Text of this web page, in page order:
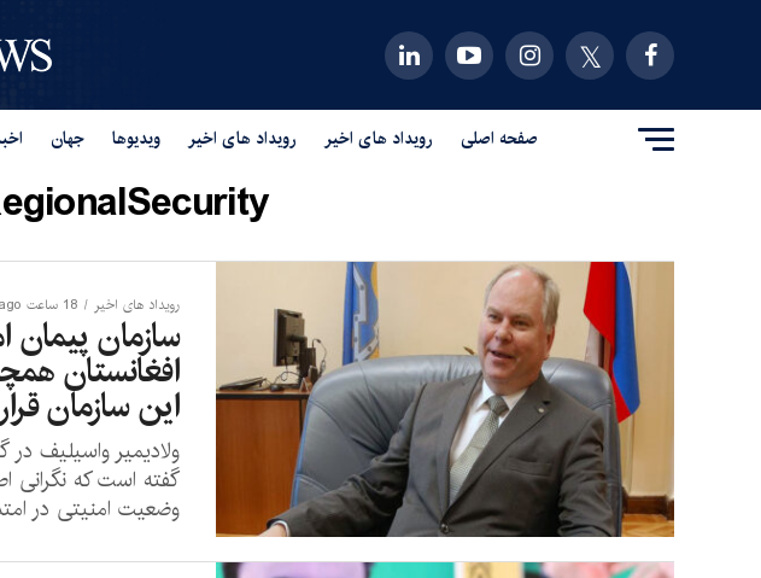
صفحه اصلی رویداد های اخیر رویداد های اخیر ویدیوها جهان
رویداد های اخیر 18 ساعت ago
سازمان
افغانستان
این سازمان
ولادیمیر واسیلیف در
گفته است که نگرانی
وضعیت امنیتی در